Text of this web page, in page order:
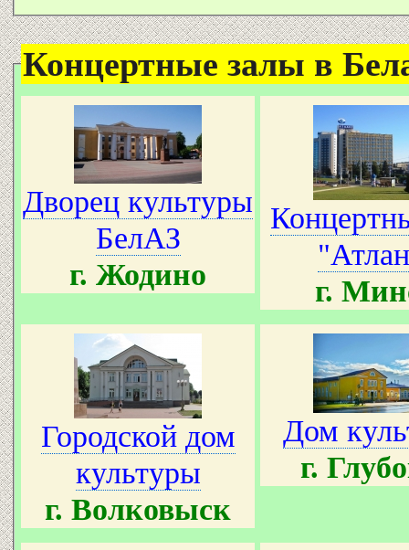
Концертные залы в
Дворец культуры
БелАЗ
г. Жодино
г.
Городской дом
культуры
г. Волковыск
Дом
г.